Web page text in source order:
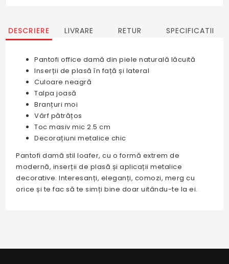
DESCRIERE LIVRARE RETUR SPECIFICATII
Pantofi office damă din piele naturală lăcuită
Inserții de plasă în față și lateral
Culoare neagră
Talpa joasă
Branțuri moi
Vârf pătrățos
Toc masiv mic 2.5 cm
Decorațiuni metalice chic
Pantofi damă stil loafer, cu o formă extrem de
modernă, inserții de plasă și aplicații metalice
decorative. Interesanți, eleganți, comozi, merg cu
orice și te fac să te simți bine doar uitându-te la ei.